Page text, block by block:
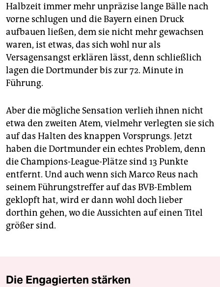
Halbzeit immer mehr unpräzise lange Bälle nach
vorne schlugen und die Bayern einen Druck
aufbauen ließen, dem sie nicht mehr gewachsen
waren, ist etwas, das sich wohl nur als
Versagensangst erklären lässt, denn schließlich
lagen die Dortmunder bis zur 72. Minute in
Führung.
Aber die mögliche Sensation verlieh ihnen nicht
etwa den zweiten Atem, vielmehr verlegten sie sich
auf das Halten des knappen Vorsprungs. Jetzt
haben die Dortmunder ein echtes Problem, denn
die Champions-League-Plätze sind 13 Punkte
entfernt. Und auch wenn sich Marco Reus nach
seinem Führungstreffer auf das BVB-Emblem
geklopft hat, wird er dann wohl doch lieber
dorthin gehen, wo die Aussichten auf einen Titel
größer sind.
Die Engagierten stärken